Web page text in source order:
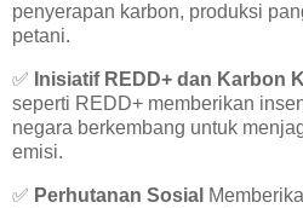
penyerapan karbon, produksi
petani.
✅ Inisiatif REDD+ dan Karbon
seperti REDD+ memberikan
negara berkembang untuk
emisi.
✅ Perhutanan Sosial